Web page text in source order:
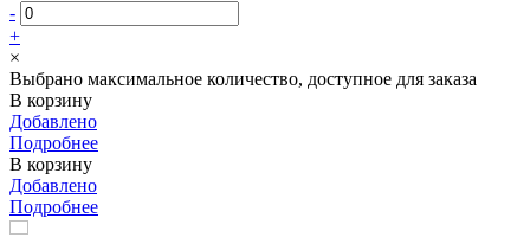
-
+
×
Выбрано максимальное количество, доступное для заказа
В корзину
Добавлено
Подробнее
В корзину
Добавлено
Подробнее